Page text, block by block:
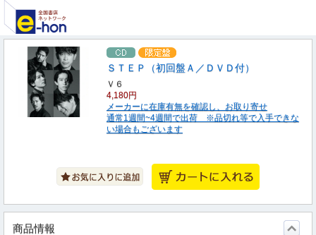
ＳＴＥＰ（初回盤Ａ／ＤＶＤ付）
Ｖ６
4,180円
メーカーに在庫有無を確認し、お取り寄せ
通常1週間~4週間で出荷 ※品切れ等で入手できな
い場合もございます
商品情報